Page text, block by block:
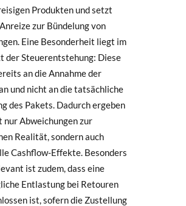
Produkten und setzt
zur Bündelung von
Eine Besonderheit liegt im
der Steuerentstehung: Diese
an die Annahme der
und nicht an die tatsächliche
des Pakets. Dadurch ergeben
nur Abweichungen zur
Realität, sondern auch
Cashflow-Effekte. Besonders
ist zudem, dass eine
Entlastung bei Retouren
ist, sofern die Zustellung